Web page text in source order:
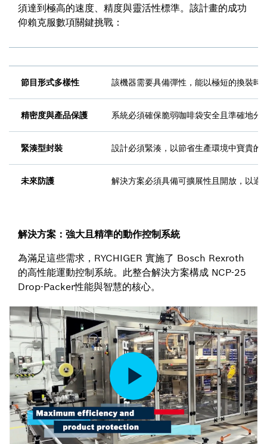
須達到極高的速度、精度與靈活性標準。該計畫的成功
仰賴克服數項關鍵挑戰：
節目形式多樣性 該機器需要具備彈性，能以極短的換裝
精密度與產品保護 系統必須確保脆弱咖啡袋安全且準確地分
緊湊型封裝 設計必須緊湊，以節省生產環境中寶貴的
未來防護 解決方案必須具備可擴展性且開放，以適
解決方案：強大且精準的動作控制系統
為滿足這些需求，RYCHIGER 實施了 Bosch Rexroth
的高性能運動控制系統。此整合解決方案構成 NCP-25
Drop-Packer性能與智慧的核心。